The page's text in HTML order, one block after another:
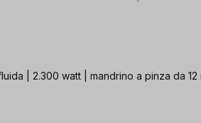
| 2.300 watt | mandrino a pinza da